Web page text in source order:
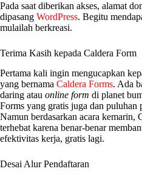
Pada saat diberikan akses, alamat
dipasang WordPress. Begitu
mulailah berkreasi.
Terima Kasih kepada Caldera Form
Pertama kali ingin mengucapkan
yang bernama Caldera Forms. Ada
daring atau online form di planet
Forms yang gratis juga dan
Namun berdasarkan acara kemarin,
terhebat karena benar-benar
efektivitas kerja, gratis lagi.
Desai Alur Pendaftaran